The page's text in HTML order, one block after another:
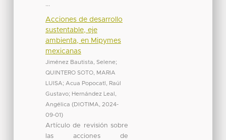
...
Acciones de desarrollo
sustentable, eje
ambienta, en Mipymes
mexicanas
Jiménez Bautista, Selene;
QUINTERO SOTO, MARIA
LUISA; Acua Popocatl, Raúl
Gustavo; Hernández Leal,
Angélica (DIOTIMA
2024-
09-01)
Artículo de revisión sobre
las acciones de